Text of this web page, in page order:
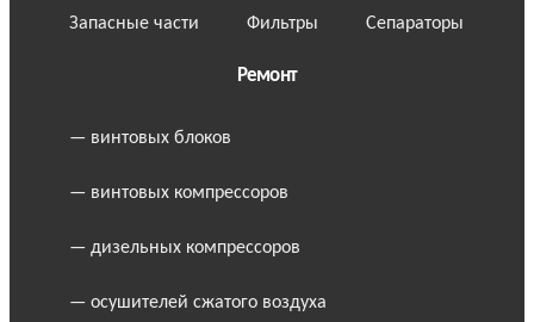
Запасные части Фильтры Сепараторы
Ремонт
— винтовых блоков
— винтовых компрессоров
— дизельных компрессоров
— осушителей сжатого воздуха